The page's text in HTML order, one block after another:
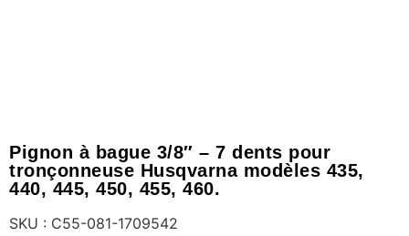
Pignon à bague 3/8″ – 7 dents pour
tronçonneuse Husqvarna modèles 435,
440, 445, 450, 455, 460.
SKU : C55-081-1709542